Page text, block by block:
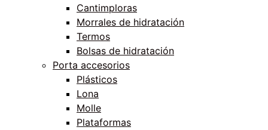
Cantimploras
Morrales de hidratación
Termos
Bolsas de hidratación
Porta accesorios
Plásticos
Lona
Molle
Plataformas